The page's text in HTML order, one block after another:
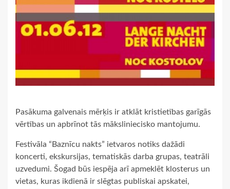
Pasākuma galvenais mērķis ir atklāt kristietības garīgās
vērtības un apbrīnot tās māksliniecisko mantojumu.
Festivāla “Baznīcu nakts” ietvaros notiks dažādi
koncerti, ekskursijas, tematiskās darba grupas, teatrāli
uzvedumi. Šogad būs iespēja arī apmeklēt klosterus un
vietas, kuras ikdienā ir slēgtas publiskai apskatei,